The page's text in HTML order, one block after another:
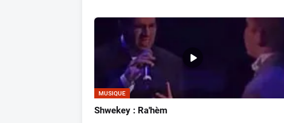
MUSIQUE
Shwekey : Ra'hèm